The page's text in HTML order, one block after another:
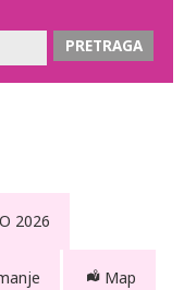
2026
Map